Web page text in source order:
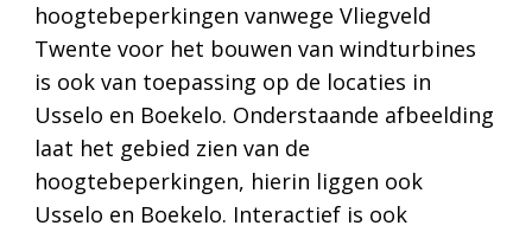
hoogtebeperkingen vanwege Vliegveld
Twente voor het bouwen van windturbines
is ook van toepassing op de locaties in
Usselo en Boekelo. Onderstaande afbeelding
laat het gebied zien van de
hoogtebeperkingen, hierin liggen ook
Usselo en Boekelo. Interactief is ook